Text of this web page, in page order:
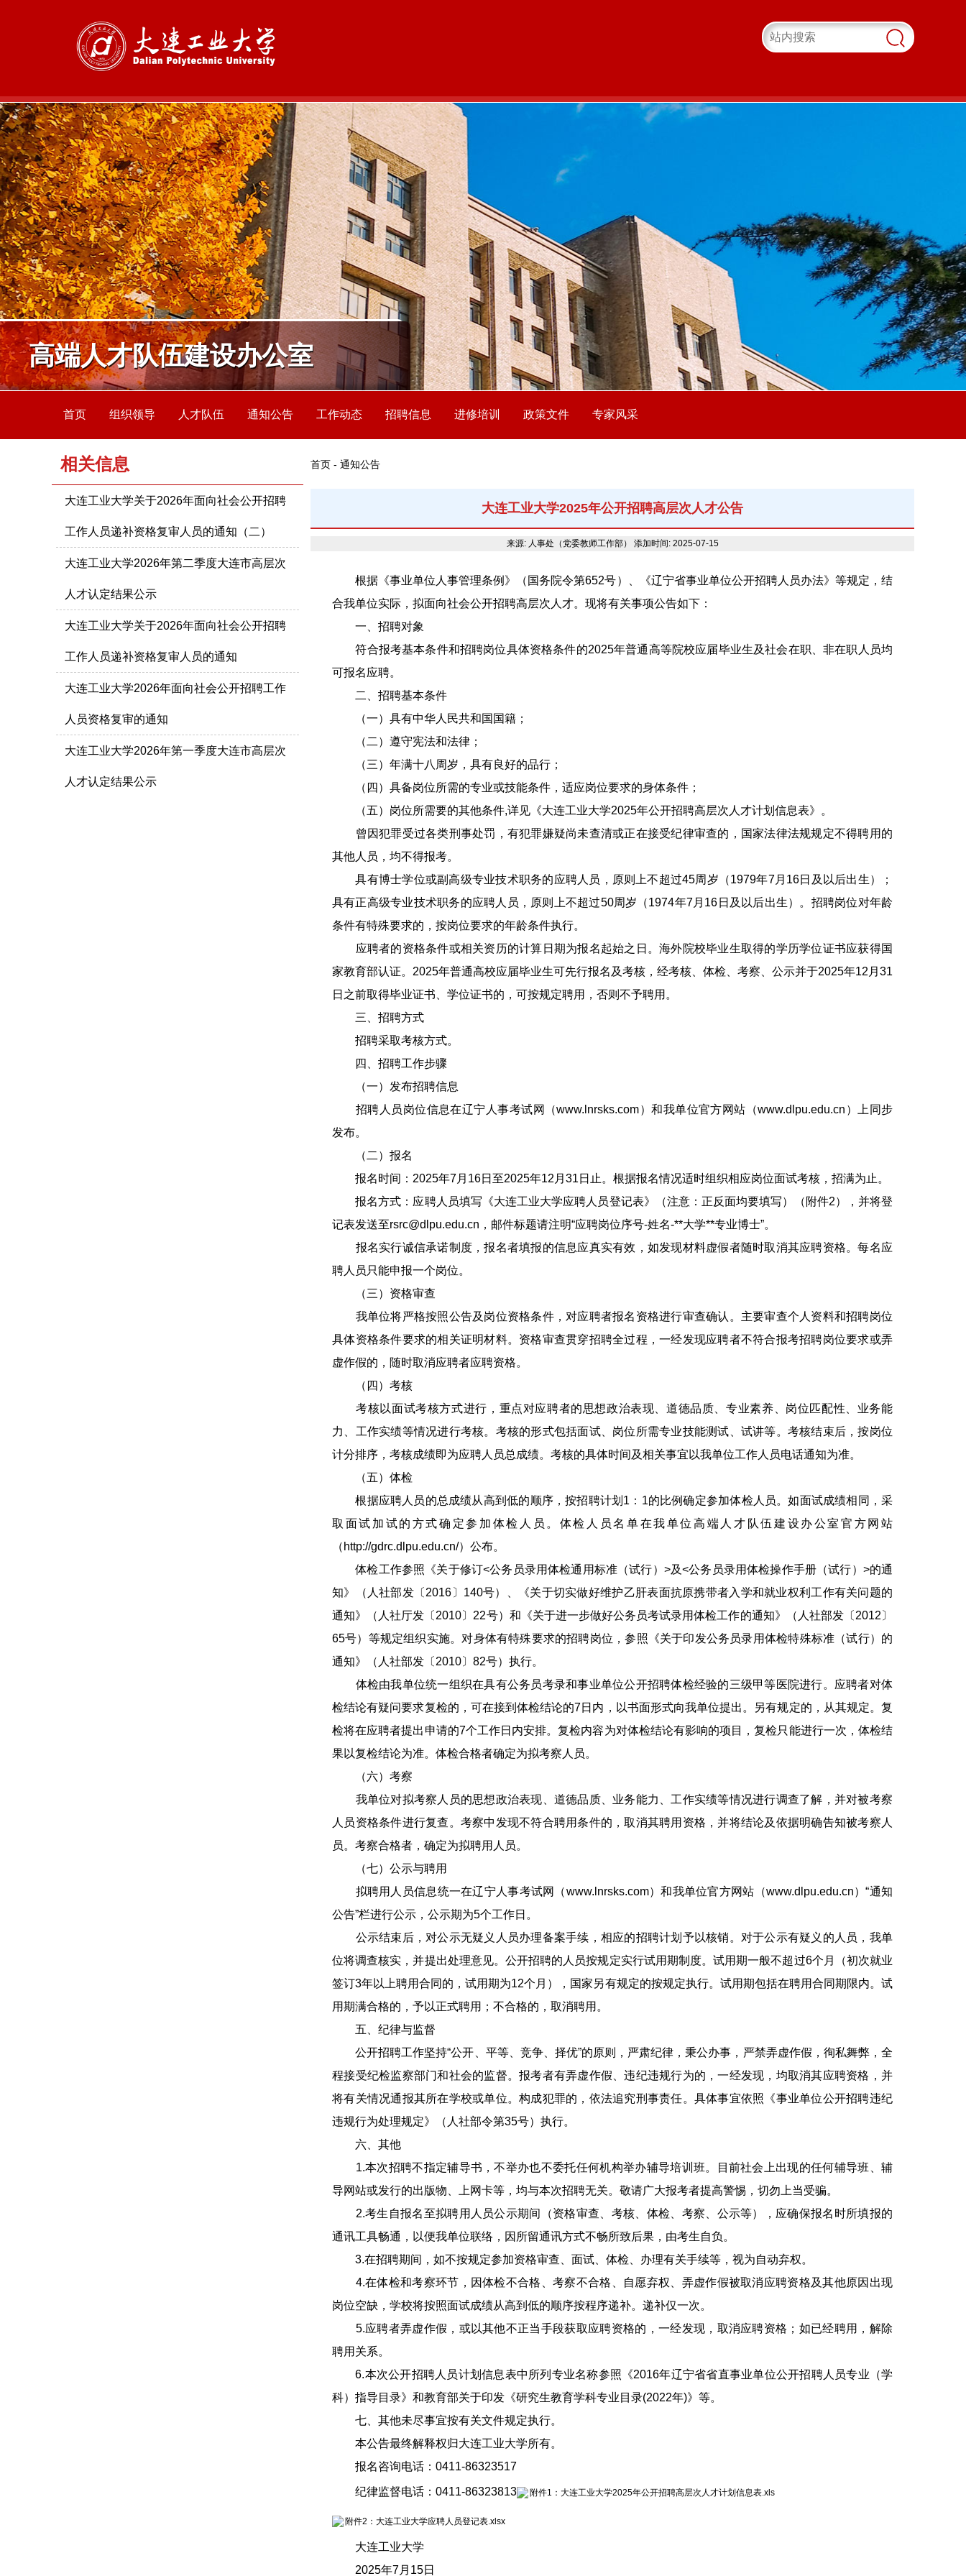
高端人才队伍建设办公室
首页 组织领导 人才队伍 通知公告 工作动态 招聘信息 进修培训 政策文件 专家风采
首页 - 通知公告
大连工业大学2025年公开招聘高层次人才公告
来源: 人事处（党委教师工作部） 添加时间: 2025-07-15
根据《事业单位人事管理条例》（国务院令第652号）、《辽宁省事业单位公开招聘人员办法》等规定，结
合我单位实际，拟面向社会公开招聘高层次人才。现将有关事项公告如下：
一、招聘对象
符合报考基本条件和招聘岗位具体资格条件的2025年普通高等院校应届毕业生及社会在职、非在职人员均
可报名应聘。
二、招聘基本条件
（一）具有中华人民共和国国籍；
（二）遵守宪法和法律；
（三）年满十八周岁，具有良好的品行；
（四）具备岗位所需的专业或技能条件，适应岗位要求的身体条件；
（五）岗位所需要的其他条件,详见《大连工业大学2025年公开招聘高层次人才计划信息表》。
曾因犯罪受过各类刑事处罚，有犯罪嫌疑尚未查清或正在接受纪律审查的，国家法律法规规定不得聘用的
其他人员，均不得报考。
具有博士学位或副高级专业技术职务的应聘人员，原则上不超过45周岁（1979年7月16日及以后出生）；
具有正高级专业技术职务的应聘人员，原则上不超过50周岁（1974年7月16日及以后出生）。招聘岗位对年龄
条件有特殊要求的，按岗位要求的年龄条件执行。
应聘者的资格条件或相关资历的计算日期为报名起始之日。海外院校毕业生取得的学历学位证书应获得国
家教育部认证。2025年普通高校应届毕业生可先行报名及考核，经考核、体检、考察、公示并于2025年12月31
日之前取得毕业证书、学位证书的，可按规定聘用，否则不予聘用。
三、招聘方式
招聘采取考核方式。
四、招聘工作步骤
（一）发布招聘信息
招聘人员岗位信息在辽宁人事考试网（www.lnrsks.com）和我单位官方网站（www.dlpu.edu.cn）上同步
发布。
（二）报名
报名时间：2025年7月16日至2025年12月31日止。根据报名情况适时组织相应岗位面试考核，招满为止。
报名方式：应聘人员填写《大连工业大学应聘人员登记表》（注意：正反面均要填写）（附件2），并将登
记表发送至rsrc@dlpu.edu.cn，邮件标题请注明“应聘岗位序号-姓名-**大学**专业博士”。
报名实行诚信承诺制度，报名者填报的信息应真实有效，如发现材料虚假者随时取消其应聘资格。每名应
聘人员只能申报一个岗位。
（三）资格审查
我单位将严格按照公告及岗位资格条件，对应聘者报名资格进行审查确认。主要审查个人资料和招聘岗位
具体资格条件要求的相关证明材料。资格审查贯穿招聘全过程，一经发现应聘者不符合报考招聘岗位要求或弄
虚作假的，随时取消应聘者应聘资格。
（四）考核
考核以面试考核方式进行，重点对应聘者的思想政治表现、道德品质、专业素养、岗位匹配性、业务能
力、工作实绩等情况进行考核。考核的形式包括面试、岗位所需专业技能测试、试讲等。考核结束后，按岗位
计分排序，考核成绩即为应聘人员总成绩。考核的具体时间及相关事宜以我单位工作人员电话通知为准。
（五）体检
根据应聘人员的总成绩从高到低的顺序，按招聘计划1：1的比例确定参加体检人员。如面试成绩相同，采
取面试加试的方式确定参加体检人员。体检人员名单在我单位高端人才队伍建设办公室官方网站
（http://gdrc.dlpu.edu.cn/）公布。
体检工作参照《关于修订<公务员录用体检通用标准（试行）>及<公务员录用体检操作手册（试行）>的通
知》（人社部发〔2016〕140号）、《关于切实做好维护乙肝表面抗原携带者入学和就业权利工作有关问题的
通知》（人社厅发〔2010〕22号）和《关于进一步做好公务员考试录用体检工作的通知》（人社部发〔2012〕
65号）等规定组织实施。对身体有特殊要求的招聘岗位，参照《关于印发公务员录用体检特殊标准（试行）的
通知》（人社部发〔2010〕82号）执行。
体检由我单位统一组织在具有公务员考录和事业单位公开招聘体检经验的三级甲等医院进行。应聘者对体
检结论有疑问要求复检的，可在接到体检结论的7日内，以书面形式向我单位提出。另有规定的，从其规定。复
检将在应聘者提出申请的7个工作日内安排。复检内容为对体检结论有影响的项目，复检只能进行一次，体检结
果以复检结论为准。体检合格者确定为拟考察人员。
（六）考察
我单位对拟考察人员的思想政治表现、道德品质、业务能力、工作实绩等情况进行调查了解，并对被考察
人员资格条件进行复查。考察中发现不符合聘用条件的，取消其聘用资格，并将结论及依据明确告知被考察人
员。考察合格者，确定为拟聘用人员。
（七）公示与聘用
拟聘用人员信息统一在辽宁人事考试网（www.lnrsks.com）和我单位官方网站（www.dlpu.edu.cn）“通知
公告”栏进行公示，公示期为5个工作日。
公示结束后，对公示无疑义人员办理备案手续，相应的招聘计划予以核销。对于公示有疑义的人员，我单
位将调查核实，并提出处理意见。公开招聘的人员按规定实行试用期制度。试用期一般不超过6个月（初次就业
签订3年以上聘用合同的，试用期为12个月），国家另有规定的按规定执行。试用期包括在聘用合同期限内。试
用期满合格的，予以正式聘用；不合格的，取消聘用。
五、纪律与监督
公开招聘工作坚持“公开、平等、竞争、择优”的原则，严肃纪律，秉公办事，严禁弄虚作假，徇私舞弊，全
程接受纪检监察部门和社会的监督。报考者有弄虚作假、违纪违规行为的，一经发现，均取消其应聘资格，并
将有关情况通报其所在学校或单位。构成犯罪的，依法追究刑事责任。具体事宜依照《事业单位公开招聘违纪
违规行为处理规定》（人社部令第35号）执行。
六、其他
1.本次招聘不指定辅导书，不举办也不委托任何机构举办辅导培训班。目前社会上出现的任何辅导班、辅
导网站或发行的出版物、上网卡等，均与本次招聘无关。敬请广大报考者提高警惕，切勿上当受骗。
2.考生自报名至拟聘用人员公示期间（资格审查、考核、体检、考察、公示等），应确保报名时所填报的
通讯工具畅通，以便我单位联络，因所留通讯方式不畅所致后果，由考生自负。
3.在招聘期间，如不按规定参加资格审查、面试、体检、办理有关手续等，视为自动弃权。
4.在体检和考察环节，因体检不合格、考察不合格、自愿弃权、弄虚作假被取消应聘资格及其他原因出现
岗位空缺，学校将按照面试成绩从高到低的顺序按程序递补。递补仅一次。
5.应聘者弄虚作假，或以其他不正当手段获取应聘资格的，一经发现，取消应聘资格；如已经聘用，解除
聘用关系。
6.本次公开招聘人员计划信息表中所列专业名称参照《2016年辽宁省省直事业单位公开招聘人员专业（学
科）指导目录》和教育部关于印发《研究生教育学科专业目录(2022年)》等。
七、其他未尽事宜按有关文件规定执行。
本公告最终解释权归大连工业大学所有。
报名咨询电话：0411-86323517
纪律监督电话：0411-86323813 附件1：大连工业大学2025年公开招聘高层次人才计划信息表.xls
附件2：大连工业大学应聘人员登记表.xlsx
大连工业大学
2025年7月15日
相关信息
大连工业大学关于2026年面向社会公开招聘
工作人员递补资格复审人员的通知（二）
大连工业大学2026年第二季度大连市高层次
人才认定结果公示
大连工业大学关于2026年面向社会公开招聘
工作人员递补资格复审人员的通知
大连工业大学2026年面向社会公开招聘工作
人员资格复审的通知
大连工业大学2026年第一季度大连市高层次
人才认定结果公示